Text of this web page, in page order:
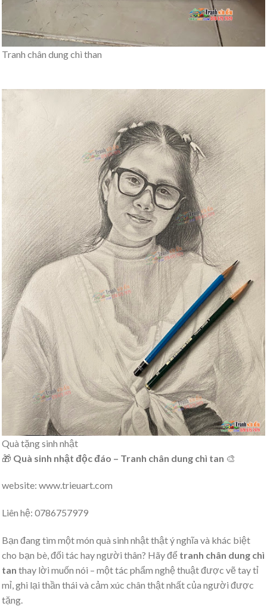
Tranh chân dung chì than
Quà tặng sinh nhật
🎁 Quà sinh nhật độc đáo – Tranh chân dung chì tan 🎨
website: www.trieuart.com
Liên hệ: 0786757979
Bạn đang tìm một món quà sinh nhật thật ý nghĩa và khác biệt
cho bạn bè, đối tác hay người thân? Hãy để tranh chân dung chì
tan thay lời muốn nói – một tác phẩm nghệ thuật được vẽ tay tỉ
mỉ, ghi lại thần thái và cảm xúc chân thật nhất của người được
tặng.